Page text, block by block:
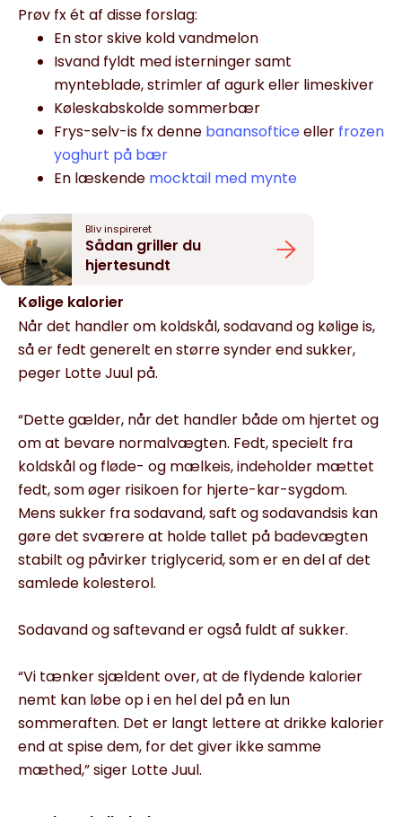
Prøv fx ét af disse forslag:
En stor skive kold vandmelon
Isvand fyldt med isterninger samt
mynteblade, strimler af agurk eller limeskiver
Køleskabskolde sommerbær
Frys-selv-is fx denne banansoftice eller frozen
yoghurt på bær
En læskende mocktail med mynte
Bliv inspireret
Sådan griller du
hjertesundt
Kølige kalorier
Når det handler om koldskål, sodavand og kølige is,
så er fedt generelt en større synder end sukker,
peger Lotte Juul på.
“Dette gælder, når det handler både om hjertet og
om at bevare normalvægten. Fedt, specielt fra
koldskål og fløde- og mælkeis, indeholder mættet
fedt, som øger risikoen for hjerte-kar-sygdom.
Mens sukker fra sodavand, saft og sodavandsis kan
gøre det sværere at holde tallet på badevægten
stabilt og påvirker triglycerid, som er en del af det
samlede kolesterol.
Sodavand og saftevand er også fuldt af sukker.
“Vi tænker sjældent over, at de flydende kalorier
nemt kan løbe op i en hel del på en lun
sommeraften. Det er langt lettere at drikke kalorier
end at spise dem, for det giver ikke samme
mæthed,” siger Lotte Juul.